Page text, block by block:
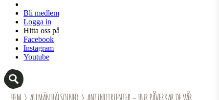
Bli medlem
Logga in
Hitta oss på
Facebook
Instagram
Youtube
HEM › ALLMÄN HÄLSOINFO › ANTINUTRIENTER – HUR PÅVERKAR DE VÅR